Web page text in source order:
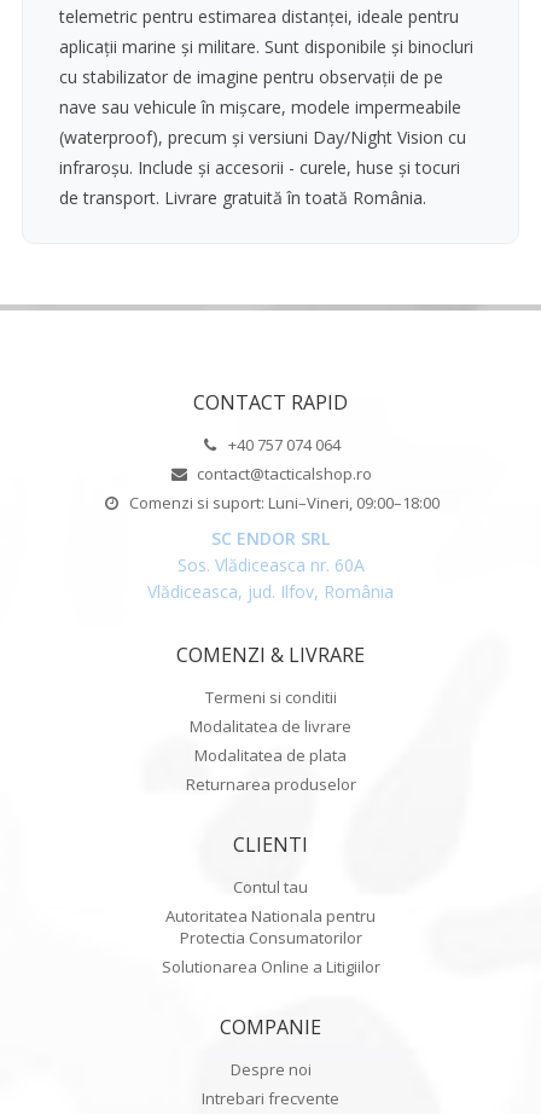
telemetric pentru estimarea distanței, ideale pentru
aplicații marine și militare. Sunt disponibile și binocluri
cu stabilizator de imagine pentru observații de pe
nave sau vehicule în mișcare, modele impermeabile
(waterproof), precum și versiuni Day/Night Vision cu
infraroșu. Include și accesorii - curele, huse și tocuri
de transport. Livrare gratuită în toată România.
CONTACT RAPID
+40 757 074 064
contact@tacticalshop.ro
Comenzi si suport: Luni–Vineri, 09:00–18:00
SC ENDOR SRL
Sos. Vlădiceasca nr. 60A
Vlădiceasca, jud. Ilfov, România
COMENZI & LIVRARE
Termeni si conditii
Modalitatea de livrare
Modalitatea de plata
Returnarea produselor
CLIENTI
Contul tau
Autoritatea Nationala pentru
Protectia Consumatorilor
Solutionarea Online a Litigiilor
COMPANIE
Despre noi
Intrebari frecvente